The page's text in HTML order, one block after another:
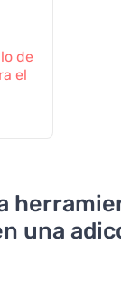
de
el
una